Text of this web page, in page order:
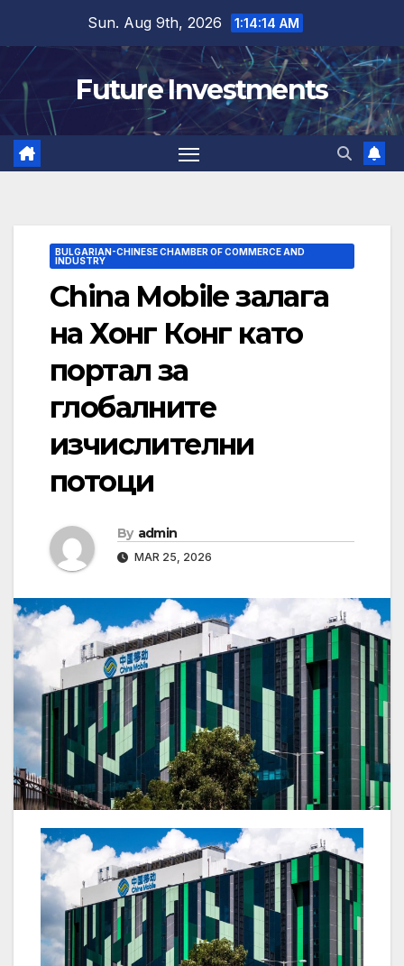
content
Sun. Aug 9th, 2026 1:14:15 AM
Future Investments
BULGARIAN-CHINESE CHAMBER OF COMMERCE AND
INDUSTRY
China Mobile залага
на Хонг Конг като
портал за
глобалните
изчислителни
потоци
By admin
MAR 25, 2026